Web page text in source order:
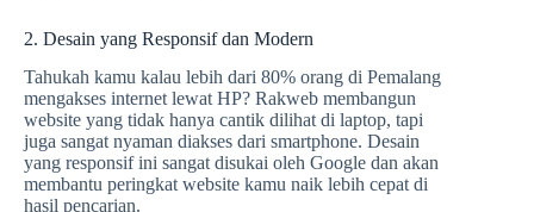
2. Desain yang Responsif dan Modern
Tahukah kamu kalau lebih dari 80% orang di Pemalang
mengakses internet lewat HP? Rakweb membangun
website yang tidak hanya cantik dilihat di laptop, tapi
juga sangat nyaman diakses dari smartphone. Desain
yang responsif ini sangat disukai oleh Google dan akan
membantu peringkat website kamu naik lebih cepat di
hasil pencarian.